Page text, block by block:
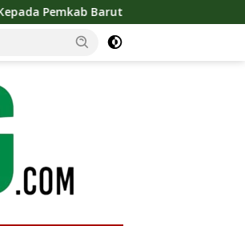
Bupati Barito Utara Tegaskan